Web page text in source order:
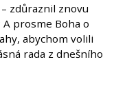
zdůraznil znovu
prosme Boha o
abychom volili
rada z dnešního